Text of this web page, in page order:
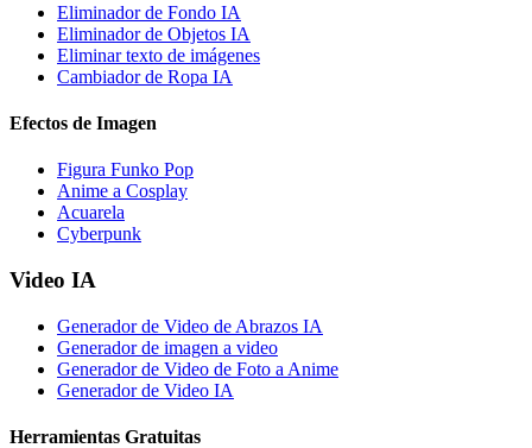
Eliminador de Fondo IA
Eliminador de Objetos IA
Eliminar texto de imágenes
Cambiador de Ropa IA
Efectos de Imagen
Figura Funko Pop
Anime a Cosplay
Acuarela
Cyberpunk
Video IA
Generador de Video de Abrazos IA
Generador de imagen a video
Generador de Video de Foto a Anime
Generador de Video IA
Herramientas Gratuitas